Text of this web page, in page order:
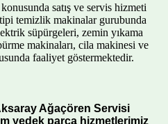
satış ve servis hizmeti
temizlik makinalar gurubunda
süpürgeleri, zemin yıkama
makinaları, cila makinesi ve
faaliyet göstermektedir.
Ağaçören Servisi
yedek parça hizmetlerimiz